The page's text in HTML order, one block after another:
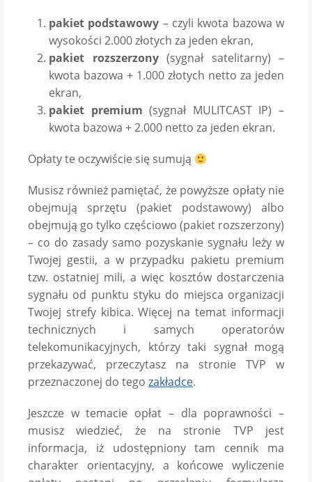
pakiet podstawowy – czyli kwota bazowa w
wysokości 2.000 złotych za jeden ekran,
pakiet rozszerzony(sygnał satelitarny) –
kwota bazowa + 1.000 złotych netto za jeden
ekran,
pakiet premium (sygnał MULITCAST IP) –
kwota bazowa + 2.000 netto za jeden ekran.
Opłaty te oczywiście się sumują
Musisz również pamiętać, że powyższe opłaty nie
obejmują sprzętu (pakiet podstawowy) albo
obejmują go tylko częściowo (pakiet rozszerzony)
– co do zasady samo pozyskanie sygnału leży w
Twojej gestii, a w przypadku pakietu premium
tzw. ostatniej mili, a więc kosztów dostarczenia
sygnału od punktu styku do miejsca organizacji
Twojej strefy kibica. Więcej na temat informacji
technicznych i samych operatorów
telekomunikacyjnych, którzy taki sygnał mogą
przekazywać, przeczytasz na stronie TVP w
przeznaczonej do tego zakładce.
Jeszcze w temacie opłat – dla poprawności –
musisz wiedzieć, że na stronie TVP jest
informacja, iż udostępniony tam cennik ma
charakter orientacyjny, a końcowe wyliczenie